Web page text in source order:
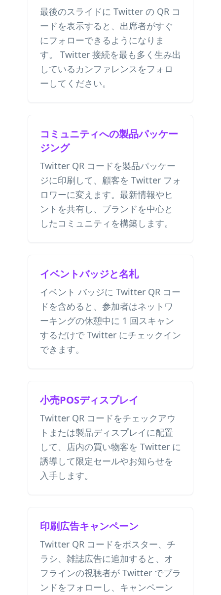
最後のスライドに Twitter の QR コ
ードを表示すると、出席者がすぐ
にフォローできるようになりま
す。 Twitter 接続を最も多く生み出
しているカンファレンスをフォロ
ーしてください。
コミュニティへの製品パッケー
ジング
Twitter QR コードを製品パッケー
ジに印刷して、顧客を Twitter フォ
ロワーに変えます。最新情報やヒ
ントを共有し、ブランドを中心と
したコミュニティを構築します。
イベントバッジと名札
イベント バッジに Twitter QR コー
ドを含めると、参加者はネットワ
ーキングの休憩中に 1 回スキャン
するだけで Twitter にチェックイン
できます。
小売POSディスプレイ
Twitter QR コードをチェックアウ
トまたは製品ディスプレイに配置
して、店内の買い物客を Twitter に
誘導して限定セールやお知らせを
入手します。
印刷広告キャンペーン
Twitter QR コードをポスター、チ
ラシ、雑誌広告に追加すると、オ
フラインの視聴者が Twitter でブラ
ンドをフォローし、キャンペーン